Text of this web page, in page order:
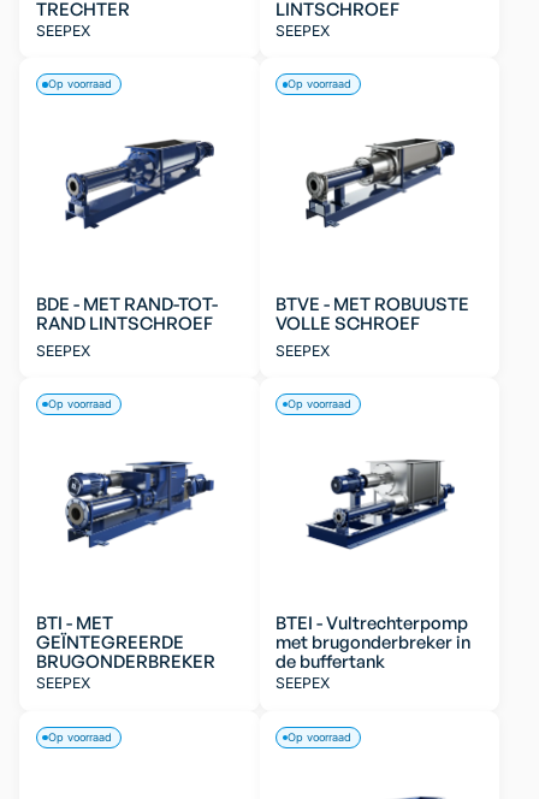
TRECHTER
SEEPEX
LINTSCHROEF
SEEPEX
BDE - MET RAND-TOT-
RAND LINTSCHROEF
SEEPEX
Op voorraad
BTVE - MET ROBUUSTE
VOLLE SCHROEF
SEEPEX
Op voorraad
BTI - MET
GEÏNTEGREERDE
BRUGONDERBREKER
SEEPEX
Op voorraad
BTEI - Vultrechterpomp
met brugonderbreker in
de buffertank
SEEPEX
Op voorraad
Op voorraad Op voorraad